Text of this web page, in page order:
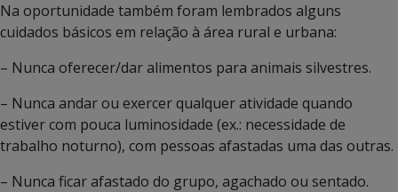
Na oportunidade também foram lembrados alguns
cuidados básicos em relação à área rural e urbana:
– Nunca oferecer/dar alimentos para animais silvestres.
– Nunca andar ou exercer qualquer atividade quando
estiver com pouca luminosidade (ex.: necessidade de
trabalho noturno), com pessoas afastadas uma das outras.
– Nunca ficar afastado do grupo, agachado ou sentado.